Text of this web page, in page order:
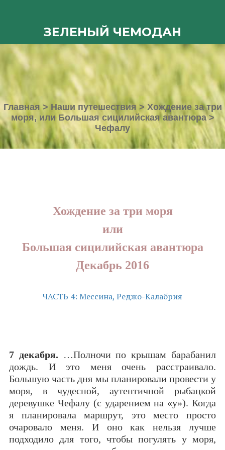
ЗЕЛЕНЫЙ ЧЕМОДАН
Главная> Наши путешествия > Хождение за три
моря, или Большая сицилийская авантюра>
Чефалу
Хождение за три моря
или
Большая сицилийская авантюра
Декабрь 2016
ЧАСТЬ 4: Мессина, Реджо-Калабрия
7 декабря. …Полночи по крышам барабанил
дождь. И это меня очень расстраивало.
Большую часть дня мы планировали провести у
моря, в чудесной, аутентичной рыбацкой
деревушке Чефалу (c ударением на «у»). Когда
я планировала маршрут, это место просто
очаровало меня. И оно как нельзя лучше
подходило для того, чтобы погулять у моря,